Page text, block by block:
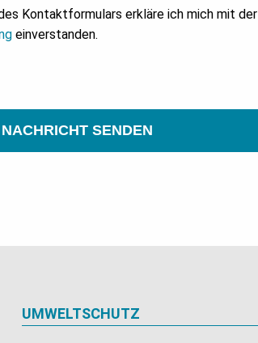
Kontaktformulars erkläre ich mich mit der
einverstanden.
NACHRICHT SENDEN
UMWELTSCHUTZ